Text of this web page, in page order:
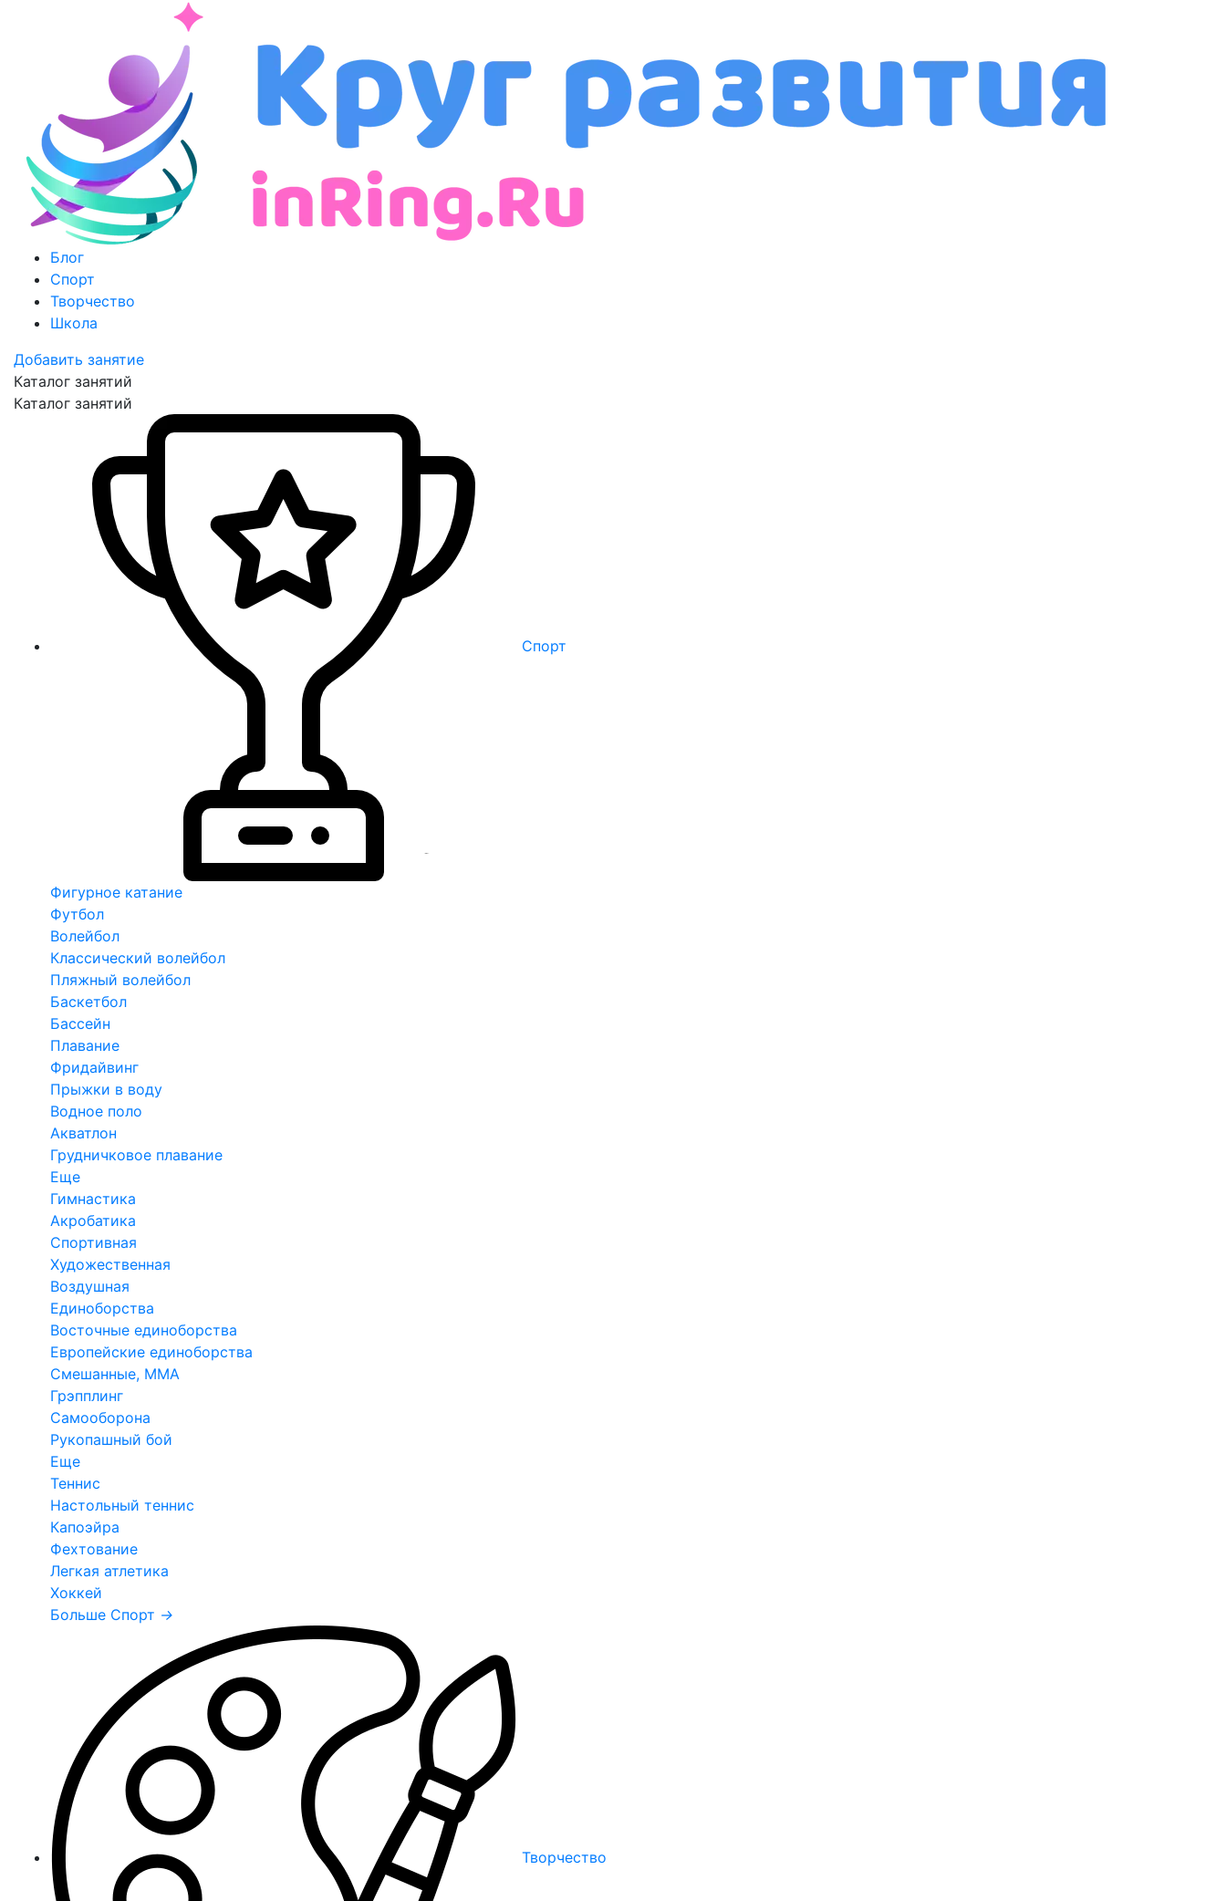
Блог
Спорт
Творчество
Школа
Добавить занятие
Каталог занятий
Каталог занятий
Спорт
Фигурное катание
Футбол
Волейбол
Классический волейбол
Пляжный волейбол
Баскетбол
Бассейн
Плавание
Фридайвинг
Прыжки в воду
Водное поло
Акватлон
Грудничковое плавание
Еще
Гимнастика
Акробатика
Спортивная
Художественная
Воздушная
Единоборства
Восточные единоборства
Европейские единоборства
Смешанные, ММА
Грэпплинг
Самооборона
Рукопашный бой
Еще
Теннис
Настольный теннис
Капоэйра
Фехтование
Легкая атлетика
Хоккей
Больше Спорт →
Творчество